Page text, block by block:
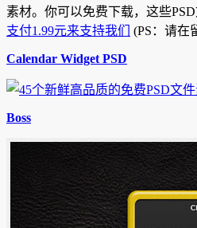
素材。你可以免费下载，这些
支付1.99元来支持我们
(PS：请在
Calendar Widget PSD
Boss